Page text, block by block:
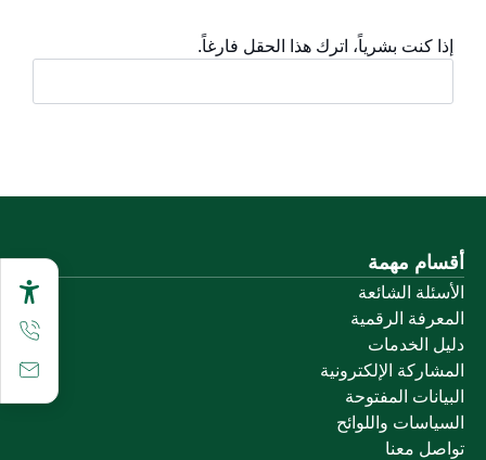
إذا كنت بشرياً، اترك هذا الحقل فارغاً.
أقسام مهمة
الأسئلة الشائعة
المعرفة الرقمية
دليل الخدمات
المشاركة الإلكترونية
البيانات المفتوحة
السياسات واللوائح
تواصل معنا